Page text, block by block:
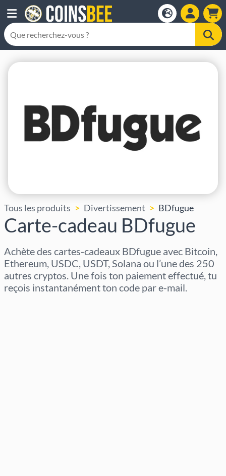
Tous les produits Divertissement BDfugue
Carte-cadeau BDfugue
Achète des cartes-cadeaux BDfugue avec Bitcoin,
Ethereum, USDC, USDT, Solana ou l’une des 250
autres cryptos. Une fois ton paiement effectué, tu
reçois instantanément ton code par e-mail.